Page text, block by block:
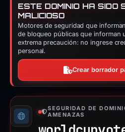
ESTE DOMINIO HA SIDO
MALICIOSO
Motores de seguridad que
de bloqueo públicas que informan
extrema precaución: no ingrese
personal.
Crear borrador
SEGURIDAD DE
AMENAZAS